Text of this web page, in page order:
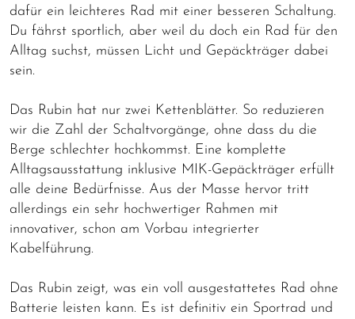
dafür ein leichteres Rad mit einer besseren Schaltung.
Du fährst sportlich, aber weil du doch ein Rad für den
Alltag suchst, müssen Licht und Gepäckträger dabei
sein.
Das Rubin hat nur zwei Kettenblätter. So reduzieren
wir die Zahl der Schaltvorgänge, ohne dass du die
Berge schlechter hochkommst. Eine komplette
Alltagsausstattung inklusive MIK-Gepäckträger erfüllt
alle deine Bedürfnisse. Aus der Masse hervor tritt
allerdings ein sehr hochwertiger Rahmen mit
innovativer, schon am Vorbau integrierter
Kabelführung.
Das Rubin zeigt, was ein voll ausgestattetes Rad ohne
Batterie leisten kann. Es ist definitiv ein Sportrad und